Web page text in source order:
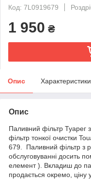
Код: 7L0919679
1 950 ₴
Опис Характеристики
Опис
Паливний фільтр Туарег
фільтр тонкої очистки
679. Паливний фільтр з
обслуговуванні досить
елемент ). Вкладиш до
продається окремо, ціну